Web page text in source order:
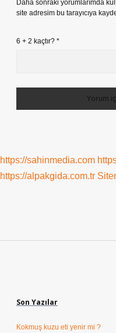
Daha sonraki yorumlarımda
site adresim bu tarayıcıya
6 + 2 kaçtır? *
https://sahinmedia.com
https://alpakgida.com.tr
Son Yazılar
Kokmuş kuzu eti yenir mi ?